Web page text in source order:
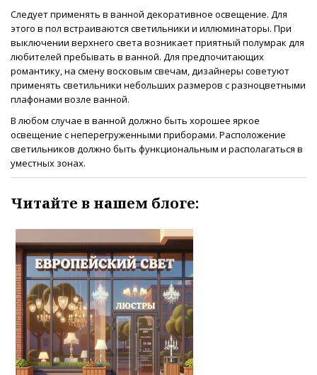
Следует применять в ванной декоративное освещение. Для
этого в пол встраиваются светильники и иллюминаторы. При
выключении верхнего света возникает приятный полумрак для
любителей пребывать в ванной. Для предпочитающих
романтику, на смену восковым свечам, дизайнеры советуют
применять светильники небольших размеров с разноцветными
плафонами возле ванной.
В любом случае в ванной должно быть хорошее яркое
освещение с неперегруженными приборами. Расположение
светильников должно быть функциональным и располагаться в
уместных зонах.
Читайте в нашем блоге: